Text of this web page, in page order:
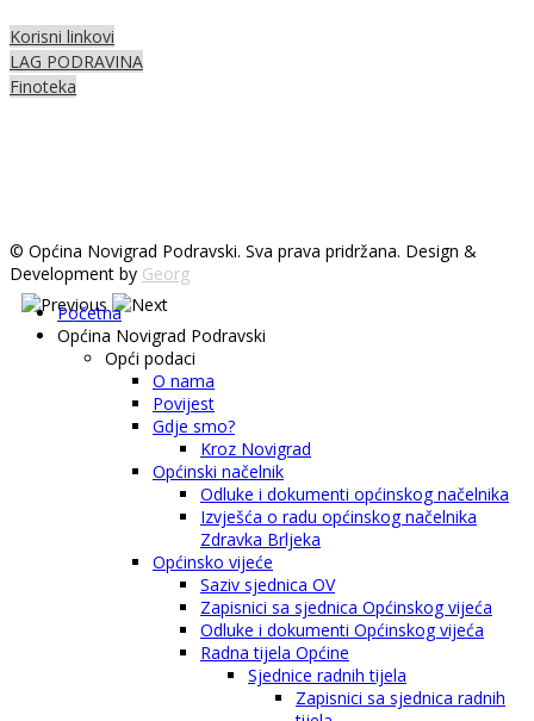
Korisni linkovi
LAG PODRAVINA
Finoteka
© Općina Novigrad Podravski. Sva prava pridržana. Design &
Development by Georg
Početna
Općina Novigrad Podravski
Opći podaci
O nama
Povijest
Gdje smo?
Kroz Novigrad
Općinski načelnik
Odluke i dokumenti općinskog načelnika
Izvješća o radu općinskog načelnika
Zdravka Brljeka
Općinsko vijeće
Saziv sjednica OV
Zapisnici sa sjednica Općinskog vijeća
Odluke i dokumenti Općinskog vijeća
Radna tijela Općine
Sjednice radnih tijela
Zapisnici sa sjednica radnih